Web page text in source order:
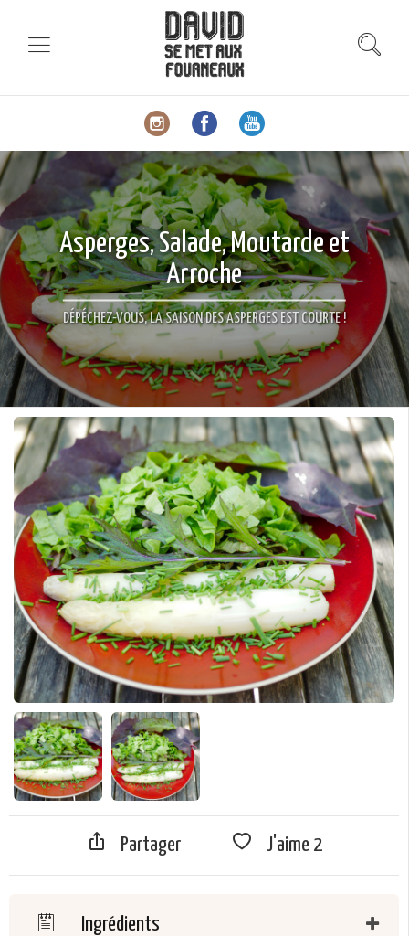
Asperges, Salade, Moutarde et
Arroche
DÉPÉCHEZ-VOUS, LA SAISON DES ASPERGES EST COURTE !
Partager J'aime 2
Ingrédients